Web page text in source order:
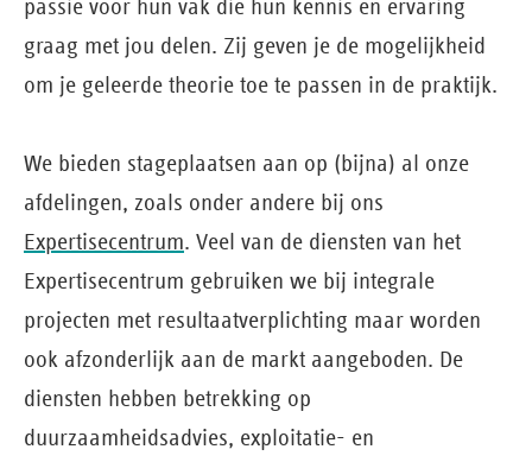
passie voor hun vak die hun kennis en ervaring
graag met jou delen. Zij geven je de mogelijkheid
om je geleerde theorie toe te passen in de praktijk.
We bieden stageplaatsen aan op (bijna) al onze
afdelingen, zoals onder andere bij ons
Expertisecentrum. Veel van de diensten van het
Expertisecentrum gebruiken we bij integrale
projecten met resultaatverplichting maar worden
ook afzonderlijk aan de markt aangeboden. De
diensten hebben betrekking op
duurzaamheidsadvies, exploitatie- en